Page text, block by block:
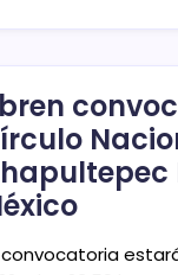
convocatoria